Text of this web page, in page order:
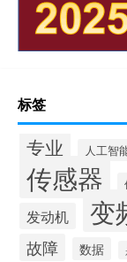
标签
专业 人工智
传感器
发动机 变
故障 数据